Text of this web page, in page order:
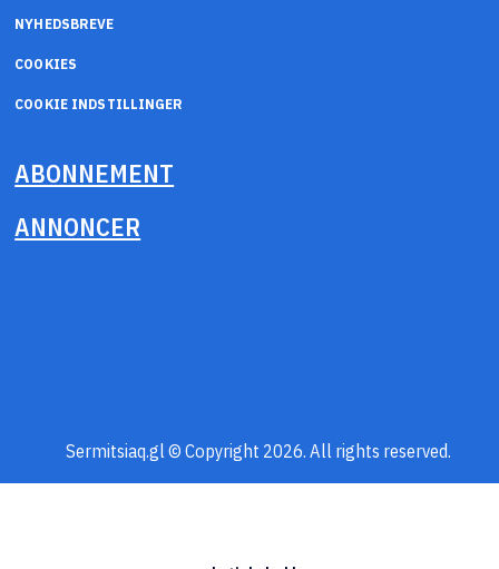
NYHEDSBREVE
COOKIES
COOKIE INDSTILLINGER
ABONNEMENT
ANNONCER
Sermitsiaq.gl © Copyright 2026. All rights reserved.